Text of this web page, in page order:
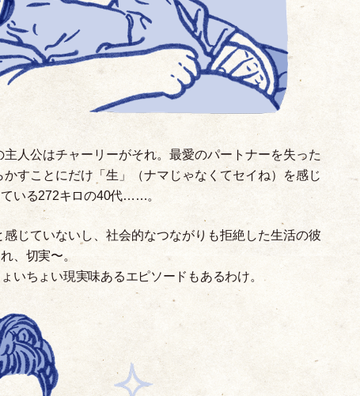
主人公はチャーリーがそれ。最愛のパートナーを失った
かすことにだけ 「生 」 （ナマじゃなくてセイね）
を感じ
いる272キロの40代……。
じていないし、社会的なつながりも拒絶した生活の彼
、切実〜。
いちょい現実味あるエピソードもあるわけ。